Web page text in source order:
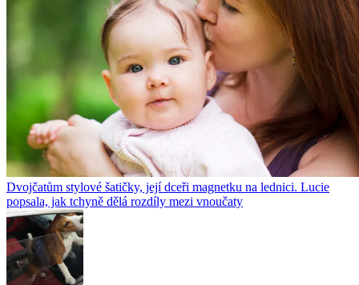
Dvojčatům stylové šatičky, její dceři magnetku na lednici. Lucie
popsala, jak tchyně dělá rozdíly mezi vnoučaty